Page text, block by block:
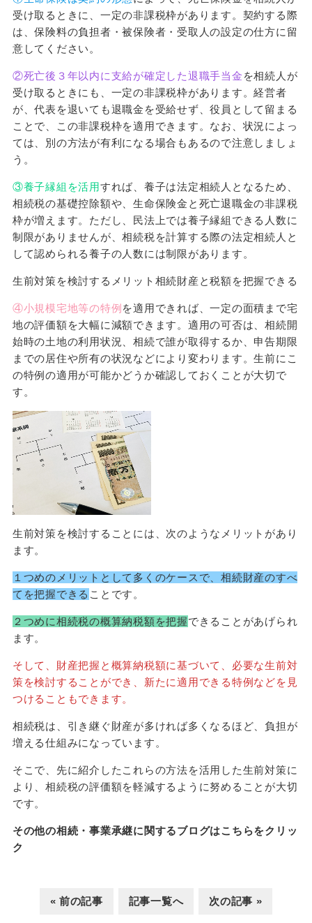
受け取るときに、一定の非課税枠があります。契約する際
は、保険料の負担者・被保険者・受取人の設定の仕方に留
意してください。
②死亡後３年以内に支給が確定した退職手当金 を相続人が
受け取るときにも、一定の非課税枠があります。経営者
が、代表を退いても退職金を受給せず、役員として留まる
ことで、この非課税枠を適用できます。なお、状況によっ
ては、別の方法が有利になる場合もあるので注意しましょ
う。
③養子縁組を活用すれば、養子は法定相続人となるため、
相続税の基礎控除額や、生命保険金と死亡退職金の非課税
枠が増えます。ただし、民法上では養子縁組できる人数に
制限がありませんが、相続税を計算する際の法定相続人と
して認められる養子の人数には制限があります。
生前対策を検討するメリット相続財産と税額を把握できる
④小規模宅地等の特例を適用できれば、一定の面積まで宅
地の評価額を大幅に減額できます。適用の可否は、相続開
始時の土地の利用状況、相続で誰が取得するか、申告期限
までの居住や所有の状況などにより変わります。生前にこ
の特例の適用が可能かどうか確認しておくことが大切で
す。
生前対策を検討することには、次のようなメリットがあり
ます。
１つめのメリットとして多くのケースで、相続財産のすべ
てを把握できる ことです。
２つめに相続税の概算納税額を把握できることがあげられ
ます。
そして、財産把握と概算納税額に基づいて、必要な生前対
策を検討することができ、新たに適用できる特例などを見
つけることもできます。
相続税は、引き継ぐ財産が多ければ多くなるほど、負担が
増える仕組みになっています。
そこで、先に紹介したこれらの方法を活用した生前対策に
より、相続税の評価額を軽減するように努めることが大切
です。
その他の相続・事業承継に関するブログはこちらをクリッ
ク
« 前の記事 記事一覧へ 次の記事 »